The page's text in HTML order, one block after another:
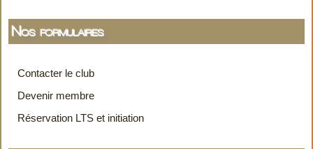
Nos formulaires
Contacter le club
Devenir membre
Réservation LTS et initiation